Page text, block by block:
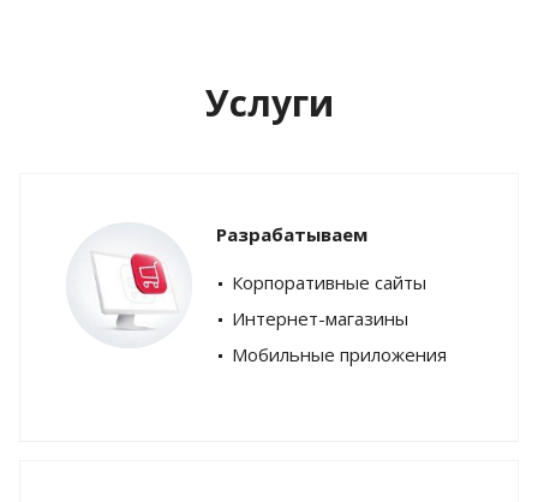
Услуги
Разрабатываем
Корпоративные сайты
Интернет-магазины
Мобильные приложения